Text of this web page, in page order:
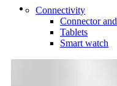
Connectivity
Connector
Tablets
Smart watch